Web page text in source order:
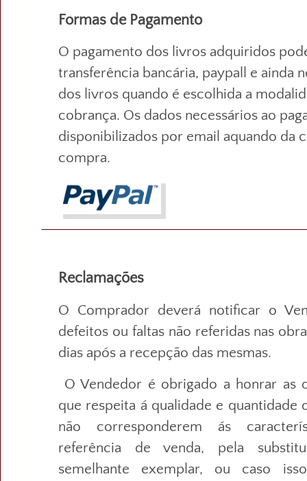
Formas de Pagamento
O pagamento dos livros adquiridos
transferência bancária, paypall e ainda
dos livros quando é escolhida a
cobrança. Os dados necessários ao
disponibilizados por email aquando da
compra.
Reclamações
O Comprador deverá notificar o
defeitos ou faltas não referidas nas
dias após a recepção das mesmas.
O Vendedor é obrigado a honrar as
que respeita á qualidade e quantidade
não corresponderem ás
referência de venda, pela
semelhante exemplar, ou caso